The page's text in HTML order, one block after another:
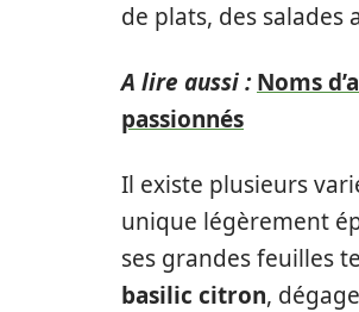
de plats, des salades
A lire aussi : Noms
passionnés
Il existe plusieurs
unique légèrement
ses grandes feuilles
basilic citron,